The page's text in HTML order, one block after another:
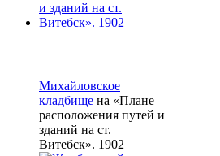
Михайловское
кладбище на «Плане
расположения путей и
зданий на ст.
Витебск». 1902